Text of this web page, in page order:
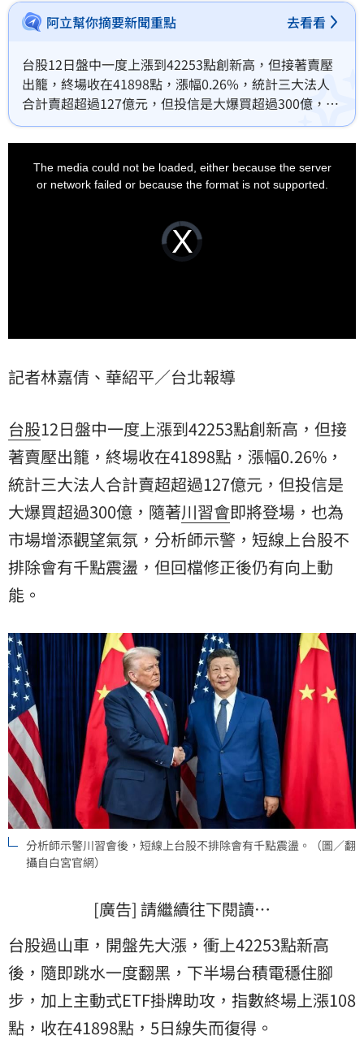
阿立幫你摘要新聞重點 去看看
台股12日盤中一度上漲到42253點創新高，但接著賣壓
出籠，終場收在41898點，漲幅0.26%，統計三大法人
合計賣超超過127億元，但投信是大爆買超過300億，隨
著川習會即將登場，也為市場增添觀望氣氛，分析師示
警，短線上台股不排除會有千點震盪，但回檔修正後仍
有向上動能。
Video
Player
loading.
The media could not be loaded, either because the server
or network failed or because the format is not supported.
記者林嘉倩、華紹平／台北報導
台股12日盤中一度上漲到42253點創新高，但接
著賣壓出籠，終場收在41898點，漲幅0.26%，
統計三大法人合計賣超超過127億元，但投信是
大爆買超過300億，隨著川習會即將登場，也為
市場增添觀望氣氛，分析師示警，短線上台股不
排除會有千點震盪，但回檔修正後仍有向上動
能。
分析師示警川習會後，短線上台股不排除會有千點震盪。（圖／翻
攝自白宮官網）
[廣告] 請繼續往下閱讀…
台股過山車，開盤先大漲，衝上42253點新高
後，隨即跳水一度翻黑，下半場台積電穩住腳
步，加上主動式ETF掛牌助攻，指數終場上漲108
點，收在41898點，5日線失而復得。